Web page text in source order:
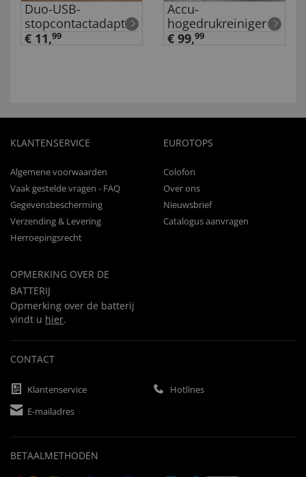
Duo-USB-
stopcontactadapter
€ 11,99
Accu-
hogedrukreiniger
€ 99,99
KLANTENSERVICE
Algemene voorwaarden
Vaak gestelde vragen - FAQ
Gegevensbescherming
Verzending & Levering
Herroepingsrecht
OPMERKING OVER DE
BATTERIJ
Opmerking over de batterij
vindt u hier.
EUROTOPS
Colofon
Over ons
Nieuwsbrief
Catalogus aanvragen
CONTACT
Klantenservice
Hotlines
E-mailadres
BETAALMETHODEN